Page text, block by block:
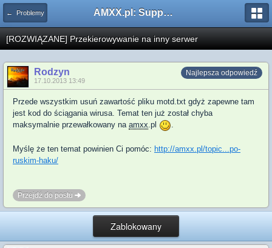
← Problemy AMXX.pl: Support AMX Mod X i SourceMod
[ROZWIĄZANE] Przekierowywanie na inny serwer
Najlepsza odpowiedź
Rodzyn
17.10.2013 13:49
Przede wszystkim usuń zawartość pliku motd.txt gdyż zapewne tam
jest kod do ściągania wirusa. Temat ten już został chyba
maksymalnie przewałkowany na amxx.pl .
Myślę że ten temat powinien Ci pomóc: http://amxx.pl/topic...po-
ruskim-haku/
Przejdź do postu
Zablokowany